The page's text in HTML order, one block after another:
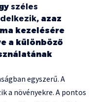
széles
, azaz
kezelésére
a különböző
egyszerű. A
a növényekre. A pontos